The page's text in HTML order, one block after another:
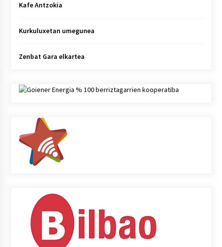
Kafe Antzokia
Kurkuluxetan umegunea
Zenbat Gara elkartea